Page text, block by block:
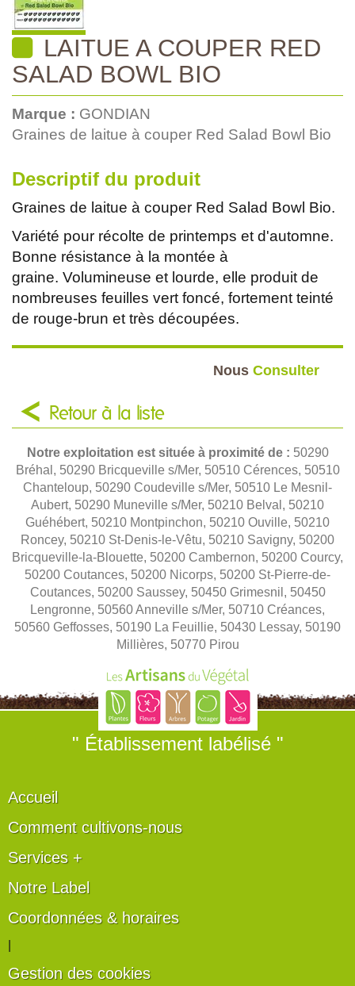
LAITUE A COUPER RED
SALAD BOWL BIO
Marque : GONDIAN
Graines de laitue à couper Red Salad Bowl Bio
Descriptif du produit
Graines de laitue à couper Red Salad Bowl Bio.
Variété pour récolte de printemps et d'automne.
Bonne résistance à la montée à
graine. Volumineuse et lourde, elle produit de
nombreuses feuilles vert foncé, fortement teinté
de rouge-brun et très découpées.
Nous Consulter
Retour à la liste
Notre exploitation est située à proximité de : 50290
Bréhal, 50290 Bricqueville s/Mer, 50510 Cérences, 50510
Chanteloup, 50290 Coudeville s/Mer, 50510 Le Mesnil-
Aubert, 50290 Muneville s/Mer, 50210 Belval, 50210
Guéhébert, 50210 Montpinchon, 50210 Ouville, 50210
Roncey, 50210 St-Denis-le-Vêtu, 50210 Savigny, 50200
Bricqueville-la-Blouette, 50200 Cambernon, 50200 Courcy,
50200 Coutances, 50200 Nicorps, 50200 St-Pierre-de-
Coutances, 50200 Saussey, 50450 Grimesnil, 50450
Lengronne, 50560 Anneville s/Mer, 50710 Créances,
50560 Geffosses, 50190 La Feuillie, 50430 Lessay, 50190
Millières, 50770 Pirou
" Établissement labélisé "
Accueil
Comment cultivons-nous
Services +
Notre Label
Coordonnées & horaires
Gestion des cookies